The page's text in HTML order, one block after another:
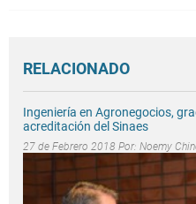
RELACIONADO
Ingeniería en Agronegocios,
acreditación del Sinaes
27 de Febrero 2018 Por: Noemy